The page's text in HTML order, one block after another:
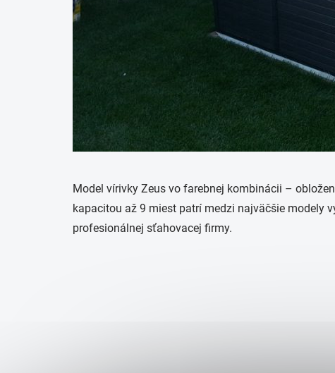
Model vírivky Zeus vo farebnej kombinácii –
kapacitou až 9 miest patrí medzi najväčšie modely
profesionálnej sťahovacej firmy.